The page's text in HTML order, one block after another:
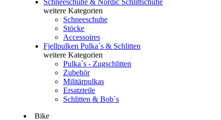
Schneeschuhe & Nordic Schlittschuhe
weitere Kategorien
Schneeschuhe
Stöcke
Accessoires
Fjellpulken Pulka`s & Schlitten
weitere Kategorien
Pulka`s - Zugschlitten
Zubehör
Militärpulkas
Ersatzteile
Schlitten & Bob`s
Bike